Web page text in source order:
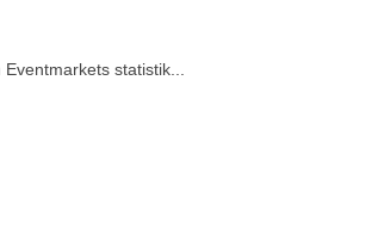
statistik...